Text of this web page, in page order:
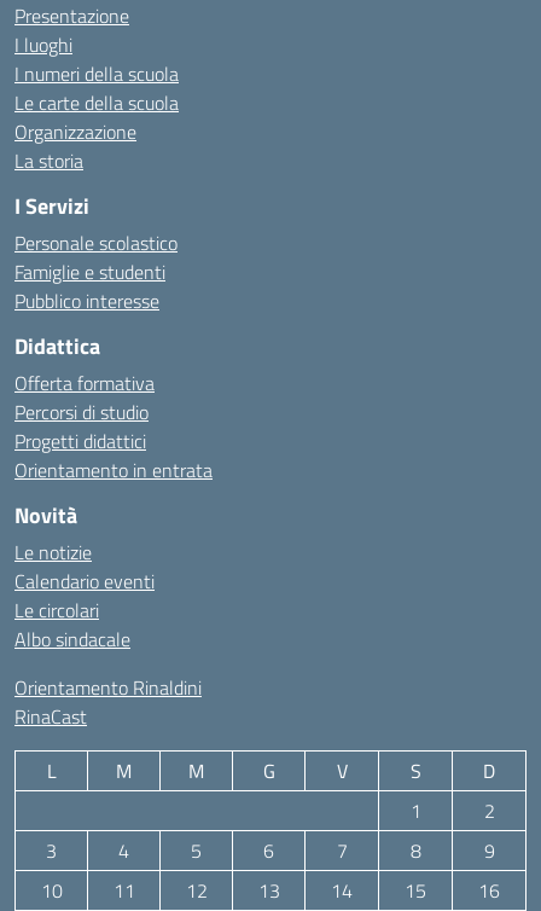
Presentazione
I luoghi
I numeri della scuola
Le carte della scuola
Organizzazione
La storia
I Servizi
Personale scolastico
Famiglie e studenti
Pubblico interesse
Didattica
Offerta formativa
Percorsi di studio
Progetti didattici
Orientamento in entrata
Novità
Le notizie
Calendario eventi
Le circolari
Albo sindacale
Orientamento Rinaldini
RinaCast
L M M G V S
D
1
2
3
4 5 6 7 8
9
10
11 12 13 14 15
16